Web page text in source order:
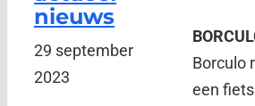
nieuws
29 september
2023
Borculo
een